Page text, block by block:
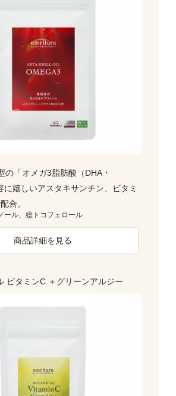
の「オメガ3脂肪酸（DHA・
に嬉しいアスタキサンチン、ビタミ
合。
ール、総トコフェロール
商品詳細を見る
ビタミンC ＋グリーンアルジー